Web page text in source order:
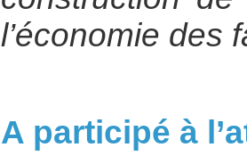
l’économie des
A participé à